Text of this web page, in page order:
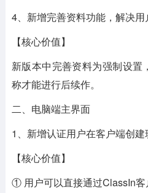
4、新增完善资料功能，解决用
【核心价值】
新版本中完善资料为强制设
称才能进行后续作。
二、电脑端主界面
1、新增认证用户在客户端创建
【核心价值】
① 用户可以直接通过ClassIn